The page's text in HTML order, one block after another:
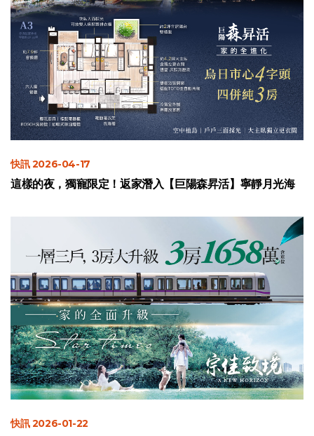
快訊 2026-04-17
這樣的夜，獨寵限定！返家潛入【巨陽森昇活】寧靜月光海
快訊 2026-01-22